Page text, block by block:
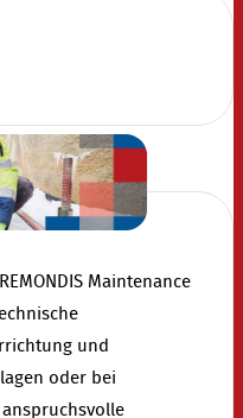
Maintenance
und
oder bei